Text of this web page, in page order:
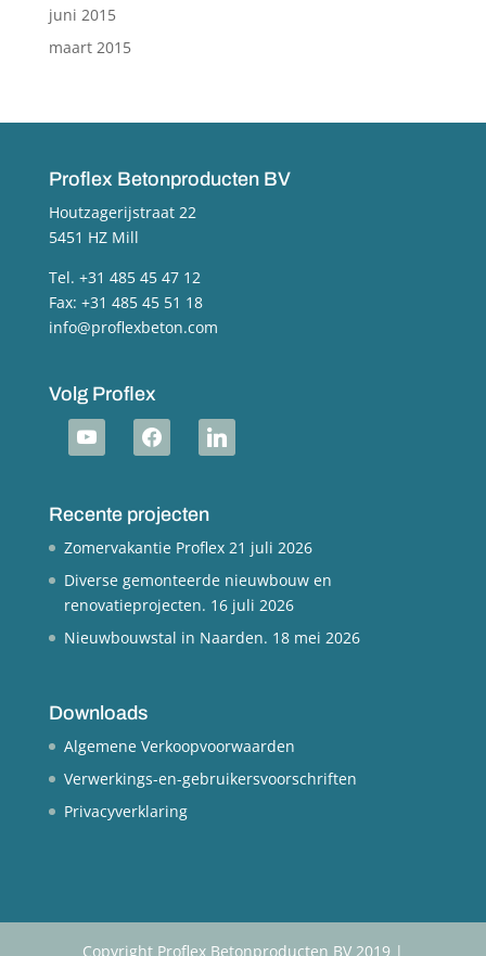
juni 2015
maart 2015
Proflex Betonproducten BV
Houtzagerijstraat 22
5451 HZ Mill
Tel. +31 485 45 47 12
Fax: +31 485 45 51 18
info@proflexbeton.com
Volg Proflex
youtube facebook linkedin
Recente projecten
Zomervakantie Proflex 21 juli 2026
Diverse gemonteerde nieuwbouw en
renovatieprojecten. 16 juli 2026
Nieuwbouwstal in Naarden. 18 mei 2026
Downloads
Algemene Verkoopvoorwaarden
Verwerkings-en-gebruikersvoorschriften
Privacyverklaring
Copyright Proflex Betonproducten BV 2019 |